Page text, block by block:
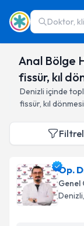
Doktor,
Anal Bölge
fissür, kıl
Denizli içinde
fissür, kıl
Op.
Genel
Denizli